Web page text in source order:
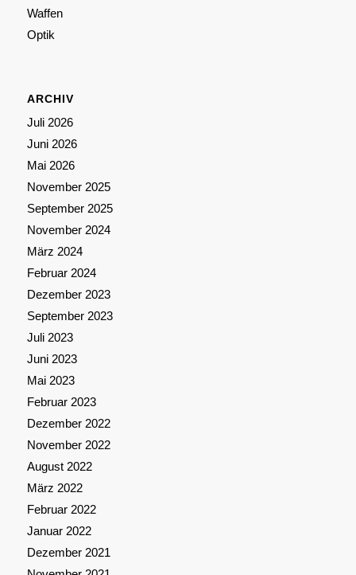
Waffen
Optik
ARCHIV
Juli 2026
Juni 2026
Mai 2026
November 2025
September 2025
November 2024
März 2024
Februar 2024
Dezember 2023
September 2023
Juli 2023
Juni 2023
Mai 2023
Februar 2023
Dezember 2022
November 2022
August 2022
März 2022
Februar 2022
Januar 2022
Dezember 2021